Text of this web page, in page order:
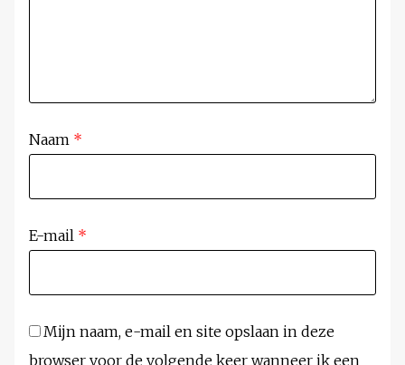
Naam *
E-mail *
Mijn naam, e-mail en site opslaan in deze
browser voor de volgende keer wanneer ik een